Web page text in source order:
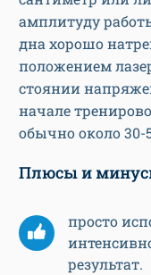
амплитуду
дна хорошо
положением
стоянии
начале
обычно около 30-
Плюсы и
просто
результат.